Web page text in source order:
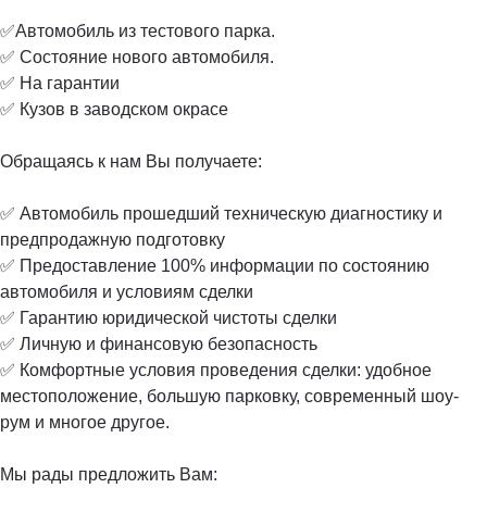
✅Автомобиль из тестового парка.
✅ Состояние нового автомобиля.
✅ На гарантии
✅ Кузов в заводском окрасе
Обращаясь к нам Вы получаете:
✅ Автомобиль прошедший техническую диагностику и
предпродажную подготовку
✅ Предоставление 100% информации по состоянию
автомобиля и условиям сделки
✅ Гарантию юридической чистоты сделки
✅ Личную и финансовую безопасность
✅ Комфортные условия проведения сделки: удобное
местоположение, большую парковку, современный шоу-
рум и многое другое.
Мы рады предложить Вам: